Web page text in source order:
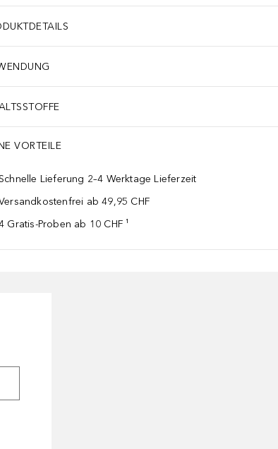
VORTEILE
Lieferung 2–4 Werktage Lieferzeit
ab 49,95 CHF
Gratis-Proben ab 10 CHF ¹